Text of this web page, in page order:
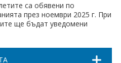
са обявени по
през ноември 2025 г. При
ще бъдат уведомени